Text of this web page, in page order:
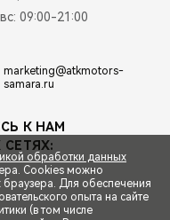
09:00-21:00
marketing@atkmotors-
samara.ru
К НАМ
обработки данных
Cookies можно
браузера. Для обеспечения
опыта на сайте
(в том числе